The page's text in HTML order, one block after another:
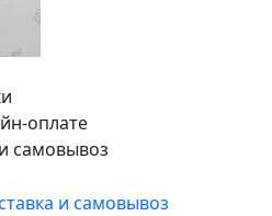
оплате
самовывоз
и самовывоз